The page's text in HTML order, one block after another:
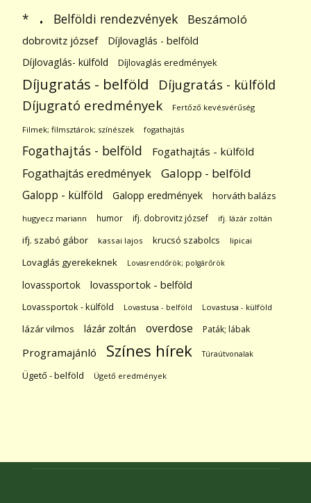
* . Belföldi rendezvények Beszámoló
dobrovitz józsef
Díjlovaglás - belföld
Díjlovaglás- külföld
Díjlovaglás eredmények
Díjugratás - belföld Díjugratás - külföld
Díjugrató eredmények Fertőző kevésvérűség
Filmek; filmsztárok; színészek fogathajtás
Fogathajtás - belföld Fogathajtás - külföld
Fogathajtás eredmények Galopp - belföld
Galopp - külföld Galopp eredmények horváth balázs
hugyecz mariann humor ifj. dobrovitz józsef ifj. lázár zoltán
ifj. szabó gábor kassai lajos krucsó szabolcs lipicai
Lovaglás gyerekeknek Lovasrendőrök; polgárőrök
lovassportok lovassportok - belföld
Lovassportok - külföld Lovastusa - belföld Lovastusa - külföld
lázár vilmos lázár zoltán overdose Paták; lábak
Programajánló Színes hírek Túraútvonalak
Ügető - belföld Ügető eredmények